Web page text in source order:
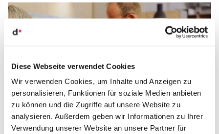
Diese Webseite verwendet Cookies
Wir verwenden Cookies, um Inhalte und Anzeigen zu
personalisieren, Funktionen für soziale Medien anbieten
zu können und die Zugriffe auf unsere Website zu
analysieren. Außerdem geben wir Informationen zu Ihrer
Verwendung unserer Website an unsere Partner für